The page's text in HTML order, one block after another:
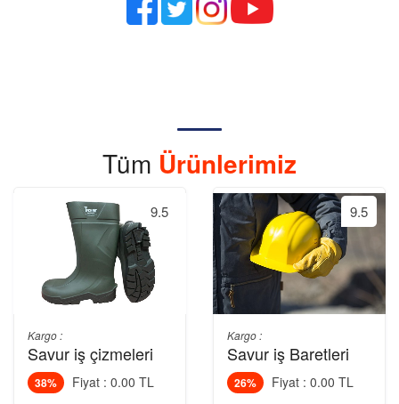
Tüm Ürünlerimiz
9.5
Kargo :
Savur iş çizmeleri
38% Fiyat : 0.00 TL
9.5
Kargo :
Savur iş Baretleri
26% Fiyat : 0.00 TL